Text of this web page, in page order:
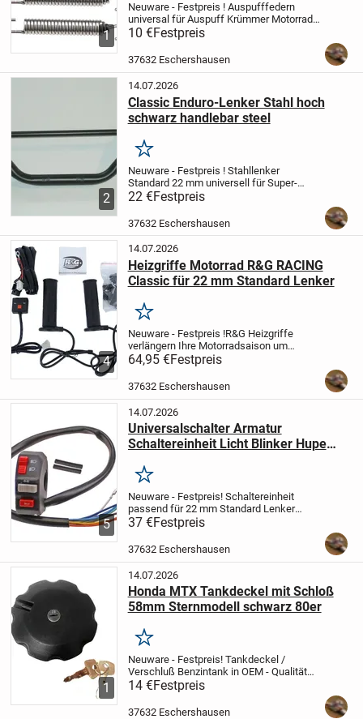
1
Neuware - Festpreis !Auspufffedern
universal für Auspuff Krümmer Motorrad
Universell für viele 4-takt Modelle ideal für
Scrambler Bobber Custom Umbau
Schutz vor Hitze und Beschädigung
10 €Festpreis
37632 Eschershausen
2
14.07.2026
Classic Enduro-Lenker Stahl hoch
schwarz handlebar steel
Merken
Neuware - Festpreis !Stahllenker
Standard 22 mm universell für Super-
Moto Cross historische Enduros und
Klassik-Bikes
Ausführung: mittlere Kröpfung, hohe
Lenkerenden ...
22 €Festpreis
37632 Eschershausen
4
14.07.2026
Heizgriffe Motorrad R&G RACING
Classic für 22 mm Standard Lenker
Merken
Neuware - Festpreis !R&G Heizgriffe
verlängern Ihre Motorradsaison um
Monate und bieten Komfort bei fast jeder
Fahrt.
Mit der einfach zu installierenden
Elektronikverkabelung und den 5
Heizeinstellun...
64,95 €Festpreis
37632 Eschershausen
5
14.07.2026
Universalschalter Armatur
Schaltereinheit Licht Blinker Hupe
Merken
Neuware - Festpreis! Schaltereinheit
passend für 22 mm Standard Lenker
Modellunabhängig - Anbauseite links
Erstausrüster-Qualität
Schalter gemäß FotoAnschlusskabel +
37 €Festpreis
37632 Eschershausen
1
14.07.2026
Honda MTX Tankdeckel mit Schloß
58mm Sternmodell schwarz 80er
Merken
Neuware - Festpreis!Tankdeckel /
Verschluß Benzintank in OEM - Qualität
Passend für Honda MTX 50 80 ccm
58 mm Durchmesser werden am Stutzen
gemessen, ragt in den Tank - bitte einmal
14 €Festpreis
37632 Eschershausen